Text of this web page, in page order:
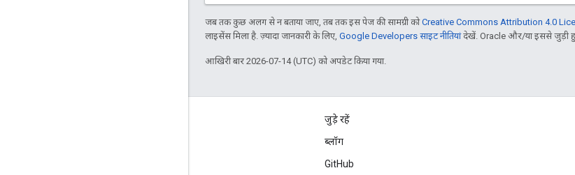
जब तक कुछ अलग से न बताया जाए, तब तक इस पेज की सामग्री कोCreative Commons Attribution 4.0
लाइसेंस मिला है. ज़्यादा जानकारी के लिए, Google Developers साइट नीतियांदेखें. Oracle और/या इससे जुड़ी हुई
आखिरी बार 2026-07-14 (UTC) को अपडेट किया गया.
जुड़े रहें
ब्लॉग
GitHub